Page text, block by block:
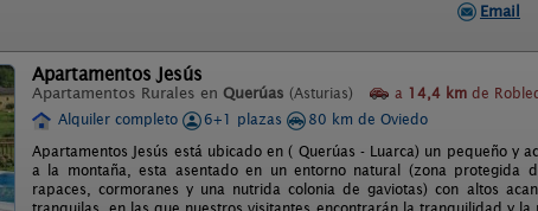
Email
Apartamentos Jesús
Apartamentos Rurales en Querúas (Asturias) a 14,4 km de
Alquiler completo
6+1 plazas
80 km de Oviedo
Apartamentos Jesús está ubicado en ( Querúas - Luarca) un pequeño y
a la montaña, esta asentado en un entorno natural (zona protegida
rapaces, cormoranes y una nutrida colonia de gaviotas) con altos
tranquilas, en las que nuestros visitantes encontrarán la tranquilidad y